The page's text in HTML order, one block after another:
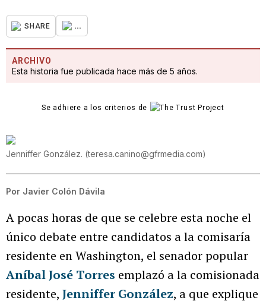
SHARE ...
ARCHIVO
Esta historia fue publicada hace más de 5 años.
Se adhiere a los criterios de
Jenniffer González. (teresa.canino@gfrmedia.com)
Por Javier Colón Dávila
A pocas horas de que se celebre esta noche el
único debate entre candidatos a la comisaría
residente en Washington, el senador popular
Aníbal José Torres emplazó a la comisionada
residente, Jenniffer González, a que explique